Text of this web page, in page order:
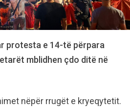
protesta e 14-të përpara
mblidhen çdo ditë në
nëpër rrugët e kryeqytetit.